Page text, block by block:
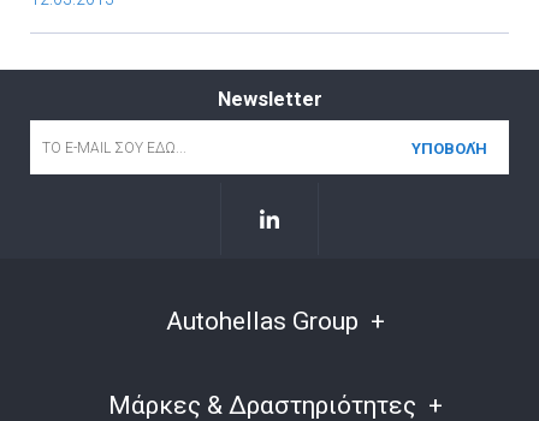
Newsletter
Autohellas Group
Μάρκες & Δραστηριότητες